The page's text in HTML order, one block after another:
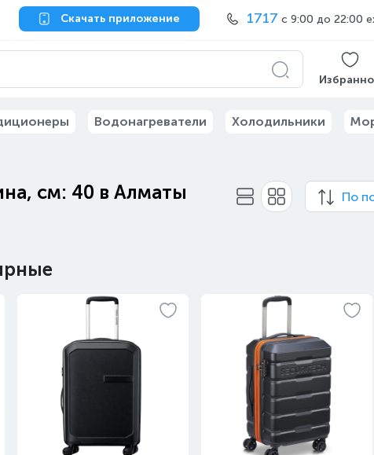
Скачать приложение 1717 с 9:00 до 22:00
Водонагреватели Холодильники
см: 40 в Алматы По